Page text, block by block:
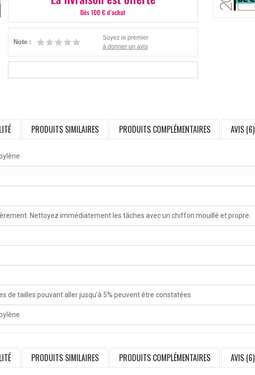
Note :
Soyez le premier
à donner un avis
PRODUITS SIMILAIRES PRODUITS COMPLÉMENTAIRES AVIS (6)
Nettoyez immédiatement les tâches avec un chiffon mouillé et propre.
de tailles pouvant aller jusqu'à 5% peuvent être constatées
PRODUITS SIMILAIRES PRODUITS COMPLÉMENTAIRES AVIS (6)